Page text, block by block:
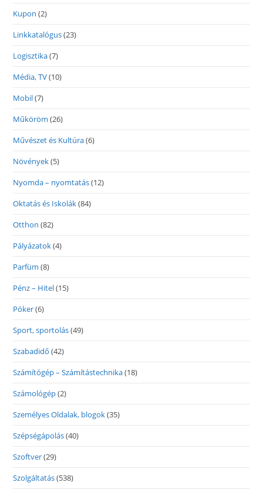
Kupon (2)
Linkkatalógus(23)
Logisztika(7)
Média, TV(10)
Mobil(7)
Műköröm (26)
Művészet és Kultúra(6)
Növények(5)
Nyomda – nyomtatás(12)
Oktatás és Iskolák(84)
Otthon (82)
Pályázatok(4)
Parfüm (8)
Pénz – Hitel(15)
Póker(6)
Sport, sportolás(49)
Szabadidő (42)
Számítógép – Számítástechnika(18)
Számológép(2)
Személyes Oldalak, blogok(35)
Szépségápolás(40)
Szoftver(29)
Szolgáltatás(538)